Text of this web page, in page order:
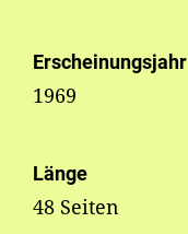
Erscheinungsjahr
1969
Länge
48 Seiten